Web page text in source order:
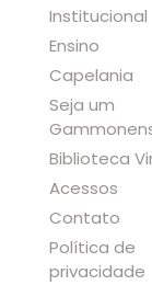
Institucional
Ensino
Capelania
Seja um
Biblioteca
Acessos
Contato
Política de
privacidade